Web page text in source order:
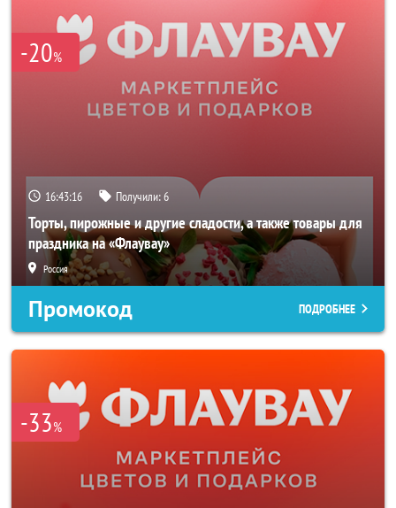
-20%
16:43:14 Получили:6
Торты, пирожные и другие сладости, а также товары для
праздника на «Флаувау»
Россия
Промокод ПОДРОБНЕЕ
-33%